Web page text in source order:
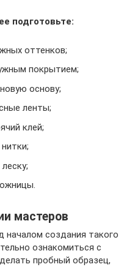
подготовьте:
оттенков;
покрытием;
основу;
ленты;
клей;
нитки;
леску;
мастеров
создания такого
ознакомиться с
пробный образец,